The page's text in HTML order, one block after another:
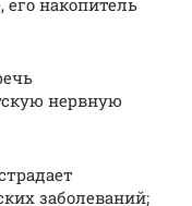
его накопитель
нервную
заболеваний;